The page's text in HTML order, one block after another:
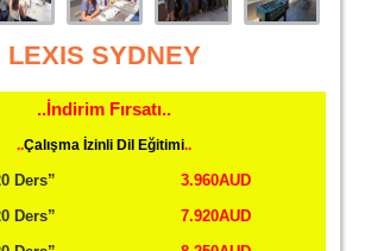
LEXIS SYDNEY
..İndirim Fırsatı..
..Çalışma İzinli Dil Eğitimi..
Ders”
3.960AUD
Ders”
7.920AUD